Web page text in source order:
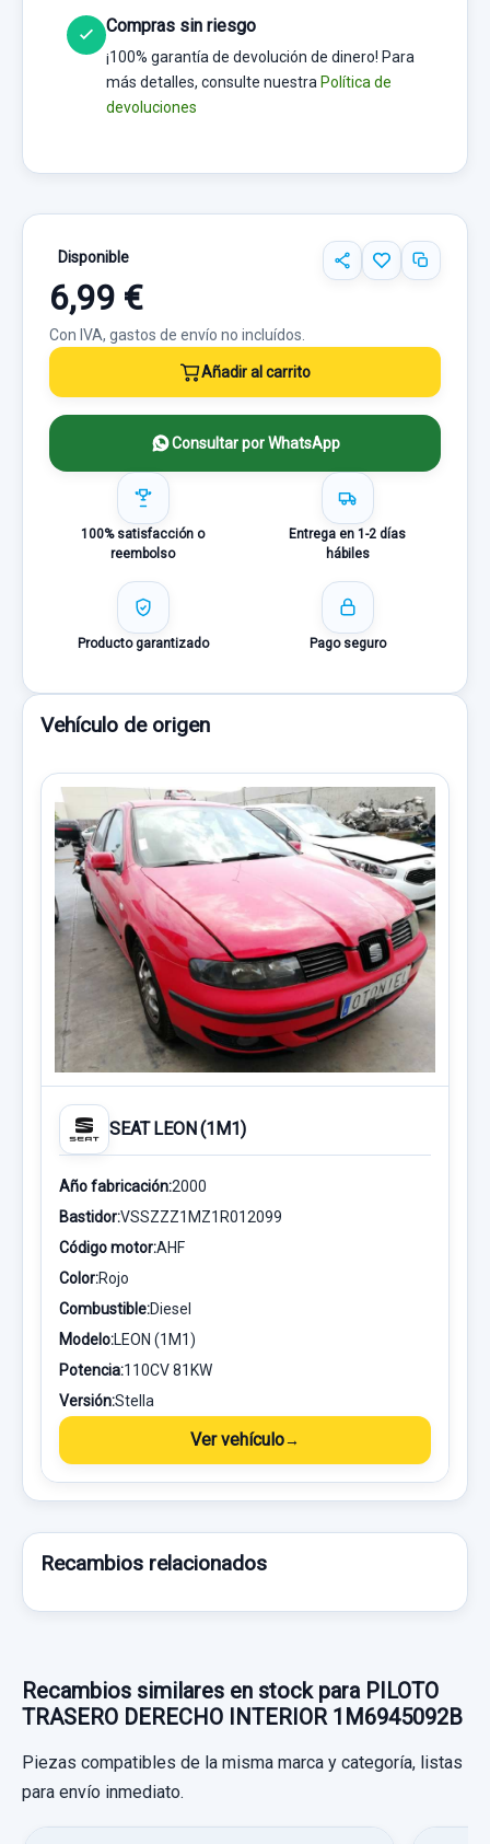
Compras sin riesgo
¡100% garantía de devolución de dinero! Para
más detalles, consulte nuestra Política de
devoluciones
Disponible
6,99 €
Con IVA, gastos de envío no incluídos.
Añadir al carrito
Consultar por WhatsApp
100% satisfacción o
reembolso
Entrega en 1-2 días
hábiles
Producto garantizado Pago seguro
Vehículo de origen
SEAT LEON (1M1)
Año fabricación:2000
Bastidor:VSSZZZ1MZ1R012099
Código motor:AHF
Color:Rojo
Combustible:Diesel
Modelo:LEON (1M1)
Potencia:110CV 81KW
Versión:Stella
Ver vehículo
Recambios relacionados
Recambios similares en stock para PILOTO
TRASERO DERECHO INTERIOR 1M6945092B
Piezas compatibles de la misma marca y categoría, listas
para envío inmediato.